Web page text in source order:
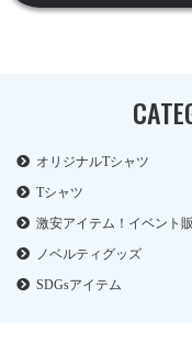
オリジナルTシャツ
Tシャツ
激安アイテム！イベント
ノベルティグッズ
SDGsアイテム